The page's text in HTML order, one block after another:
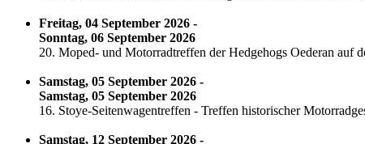
Freitag, 04 September 2026 -
Sonntag, 06 September 2026
20. Moped- und Motorradtreffen der Hedgehogs Oederan auf
Samstag, 05 September 2026 -
Samstag, 05 September 2026
16. Stoye-Seitenwagentreffen - Treffen historischer
Samstag, 12 September 2026 -